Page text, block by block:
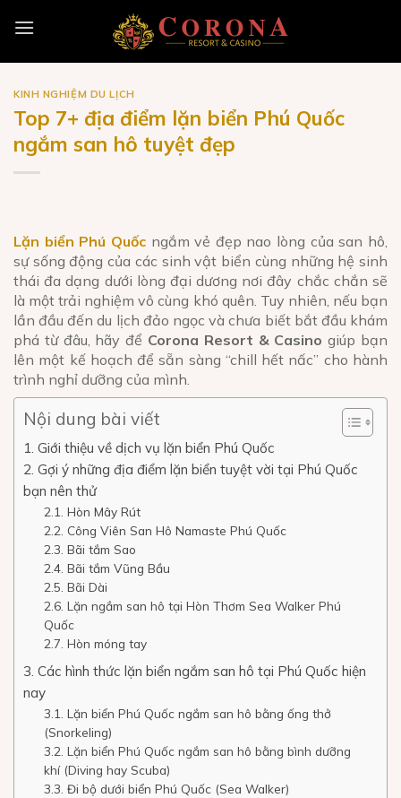
KINH NGHIỆM DU LỊCH
Top 7+ địa điểm lặn biển Phú Quốc
ngắm san hô tuyệt đẹp
Lặn biển Phú Quốc ngắm vẻ đẹp nao lòng của san hô,
sự sống động của các sinh vật biển cùng những hệ sinh
thái đa dạng dưới lòng đại dương nơi đây chắc chắn sẽ
là một trải nghiệm vô cùng khó quên. Tuy nhiên, nếu bạn
lần đầu đến du lịch đảo ngọc và chưa biết bắt đầu khám
phá từ đâu, hãy để Corona Resort & Casino giúp bạn
lên một kế hoạch để sẵn sàng “chill hết nấc” cho hành
trình nghỉ dưỡng của mình.
Nội dung bài viết
1. Giới thiệu về dịch vụ lặn biển Phú Quốc
2. Gợi ý những địa điểm lặn biển tuyệt vời tại Phú Quốc
bạn nên thử
2.1. Hòn Mây Rút
2.2. Công Viên San Hô Namaste Phú Quốc
2.3. Bãi tắm Sao
2.4. Bãi tắm Vũng Bầu
2.5. Bãi Dài
2.6. Lặn ngắm san hô tại Hòn Thơm Sea Walker Phú
Quốc
2.7. Hòn móng tay
3. Các hình thức lặn biển ngắm san hô tại Phú Quốc hiện
nay
3.1. Lặn biển Phú Quốc ngắm san hô bằng ống thở
(Snorkeling)
3.2. Lặn biển Phú Quốc ngắm san hô bằng bình dưỡng
khí (Diving hay Scuba)
3.3. Đi bộ dưới biển Phú Quốc (Sea Walker)